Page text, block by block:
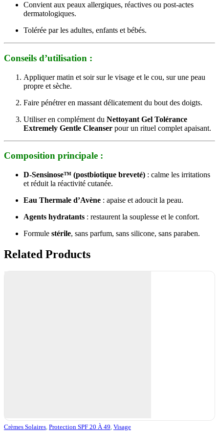
Convient aux peaux allergiques, réactives ou post-actes
dermatologiques.
Tolérée par les adultes, enfants et bébés.
Conseils d’utilisation :
Appliquer matin et soir sur le visage et le cou, sur une peau
propre et sèche.
Faire pénétrer en massant délicatement du bout des doigts.
Utiliser en complément du Nettoyant Gel Tolérance
Extremely Gentle Cleanser pour un rituel complet apaisant.
Composition principale :
D-Sensinose™ (postbiotique breveté) : calme les irritations
et réduit la réactivité cutanée.
Eau Thermale d’Avène : apaise et adoucit la peau.
Agents hydratants : restaurent la souplesse et le confort.
Formule stérile, sans parfum, sans silicone, sans paraben.
Related Products
Crèmes Solaires Protection SPF 20 À 49 Visage